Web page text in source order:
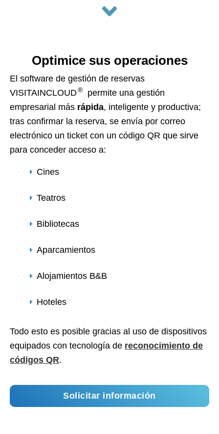
Optimice sus operaciones
El software de gestión de reservas
VISITAINCLOUD®
permite una gestión
empresarial más rápida, inteligente y productiva;
tras confirmar la reserva, se envía por correo
electrónico un ticket con un código QR que sirve
para conceder acceso a:
Cines
Teatros
Bibliotecas
Aparcamientos
Alojamientos B&B
Hoteles
Todo esto es posible gracias al uso de dispositivos
equipados con tecnología de reconocimiento de
códigos QR.
Solicitar información